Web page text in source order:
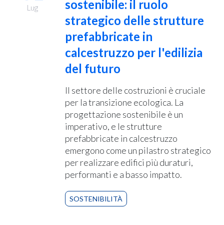
Lug
sostenibile: il ruolo
strategico delle strutture
prefabbricate in
calcestruzzo per l'edilizia
del futuro
Il settore delle costruzioni è cruciale
per la transizione ecologica. La
progettazione sostenibile è un
imperativo, e le strutture
prefabbricate in calcestruzzo
emergono come un pilastro strategico
per realizzare edifici più duraturi,
performanti e a basso impatto.
SOSTENIBILITÀ